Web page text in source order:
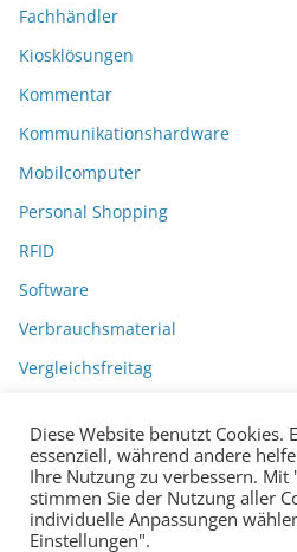
Fachhändler
Kiosklösungen
Kommentar
Kommunikationshardware
Mobilcomputer
Personal Shopping
RFID
Software
Verbrauchsmaterial
Vergleichsfreitag
Diese Website benutzt Cookies.
essenziell, während andere
Ihre Nutzung zu verbessern. Mit
stimmen Sie der Nutzung aller
individuelle Anpassungen
Einstellungen".